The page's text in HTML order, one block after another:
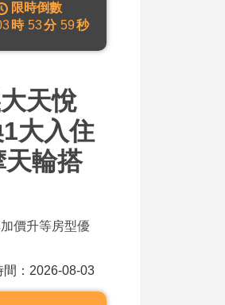
限時倒數
時 53分 57秒
天悅
大入住
輪搭
價升等房型優
間：2026-08-03